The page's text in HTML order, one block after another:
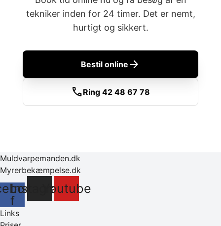
tekniker inden for 24 timer. Det er nemt,
hurtigt og sikkert.
Bestil online arrow_forward
callRing 42 48 67 78
Muldvarpemanden.dk
Myrerbekæmpelse.dk
f
InstagramYoutube
Links